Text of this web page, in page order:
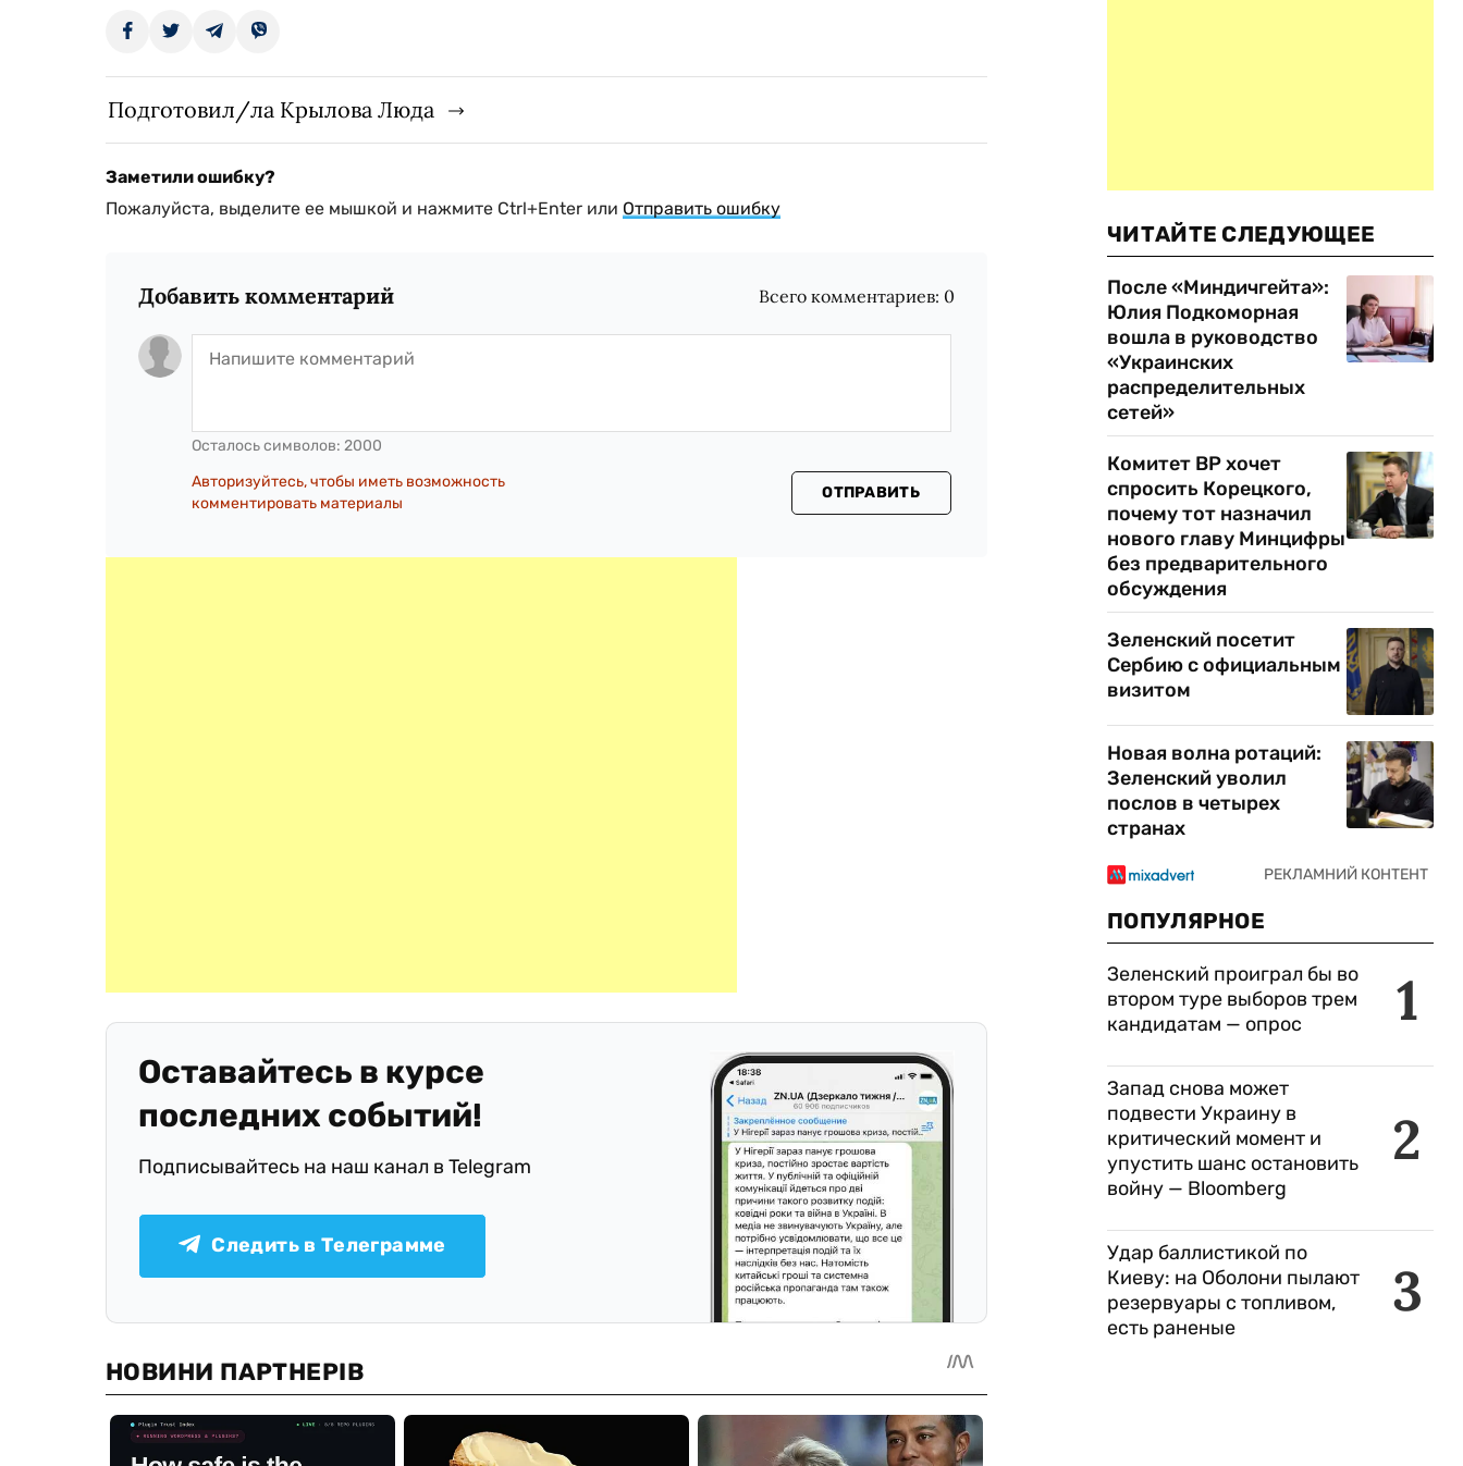
Подготовил/ла Крылова Люда
Заметили ошибку?
Пожалуйста, выделите ее мышкой и нажмите Ctrl+Enter или Отправить ошибку
Добавить комментарий Всего комментариев: 0
Осталось символов: 2000
Авторизуйтесь, чтобы иметь возможность
комментировать материалы
ОТПРАВИТЬ
Оставайтесь в курсе
последних событий!
Подписывайтесь на наш канал в Telegram
Следить в Телеграмме
ЧИТАЙТЕ СЛЕДУЮЩЕЕ
После «Миндичгейта»:
Юлия Подкоморная
вошла в руководство
«Украинских
распределительных
сетей»
Комитет ВР хочет
спросить Корецкого,
почему тот назначил
нового главу Минцифры
без предварительного
обсуждения
Зеленский посетит
Сербию с официальным
визитом
Новая волна ротаций:
Зеленский уволил
послов в четырех
странах
ПОПУЛЯРНОЕ
1
Зеленский проиграл бы во
втором туре выборов трем
кандидатам — опрос
2
Запад снова может
подвести Украину в
критический момент и
упустить шанс остановить
войну — Bloomberg
3
Удар баллистикой по
Киеву: на Оболони пылают
резервуары с топливом,
есть раненые